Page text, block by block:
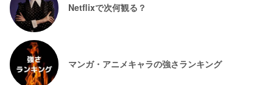
Netflixで次何観る？
マンガ・アニメキャラの強さランキング